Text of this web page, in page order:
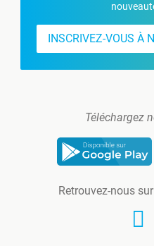
INSCRIVEZ-VOUS À
Téléchargez
Retrouvez-nous